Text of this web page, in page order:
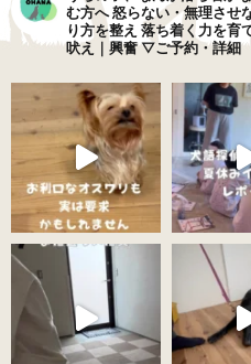
む方へ怒らない・無理させ
り方を整え 落ち着く力を育
吠え｜興奮▽ご予約・詳細